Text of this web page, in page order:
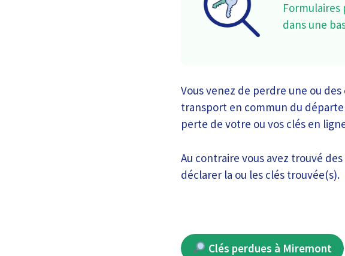
Formulaires
dans une
Vous venez de perdre une ou
transport en commun du
perte de votre ou vos clés en
Au contraire vous avez trouvé
déclarer la ou les clés trouvée(s).
Clés perdues à Miremont